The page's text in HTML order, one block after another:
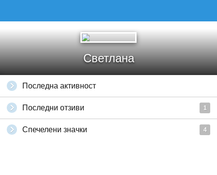
Светлана
Последна активност
Последни отзиви 1
Спечелени значки 4